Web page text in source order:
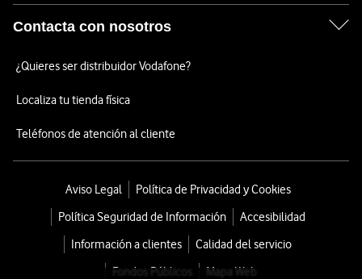
Contacta con nosotros
¿Quieres ser distribuidor Vodafone?
Localiza tu tienda física
Teléfonos de atención al cliente
Aviso Legal
Política de Privacidad y Cookies
Política Seguridad de Información
Accesibilidad
Información a clientes
Calidad del servicio
Fondos Públicos
Mapa Web